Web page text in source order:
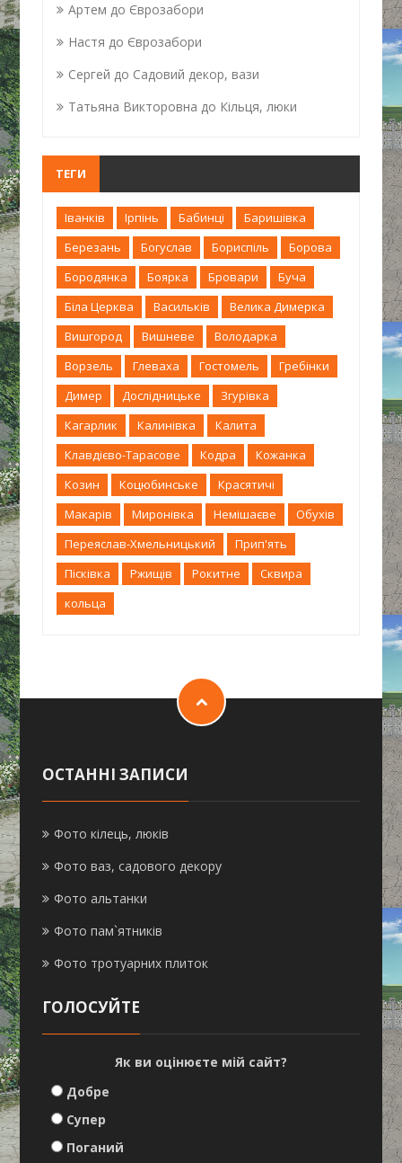
Артем до Єврозабори
Настя до Єврозабори
Сергей до Садовий декор, вази
Татьяна Викторовна до Кільця, люки
ТЕГИ
Іванків Ірпінь Бабинці
Баришівка
Березань
Богуслав Бориспіль
Борова
Бородянка
Боярка Бровари
Буча
Біла Церква
Васильків
Велика Димерка
Вишгород
Вишневе
Володарка
Ворзель
Глеваха Гостомель
Гребінки
Димер
Дослідницьке
Згурівка
Кагарлик
Калинівка
Калита
Клавдієво-Тарасове
Кодра
Кожанка
Козин
Коцюбинське
Красятичі
Макарів
Миронівка Немішаєве
Обухів
Переяслав-Хмельницький
Прип'ять
Пісківка
Ржищів Рокитне
Сквира
кольца
ОСТАННІ ЗАПИСИ
Фото кілець, люків
Фото ваз, садового декору
Фото альтанки
Фото пам`ятників
Фото тротуарних плиток
ГОЛОСУЙТЕ
Як ви оцінюєте мій сайт?
Добре
Супер
Поганий